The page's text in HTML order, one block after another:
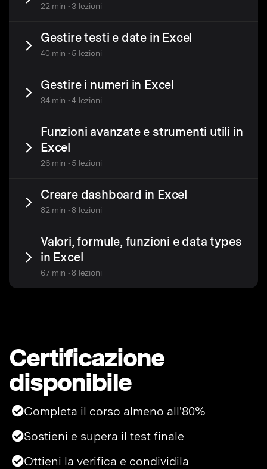
22 min • 3 lezioni
Gestire testi e date in Excel
40 min • 5 lezioni
Gestire i numeri in Excel
34 min • 4 lezioni
Funzioni avanzate e strumenti utili in
Excel
26 min • 5 lezioni
Creare dashboard in Excel
82 min • 8 lezioni
Valori, formule, funzioni e data types
in Excel
67 min • 8 lezioni
Certificazione
disponibile
Completa il corso almeno all'80%
Sostieni e supera il test finale
Ottieni la verifica e condividila